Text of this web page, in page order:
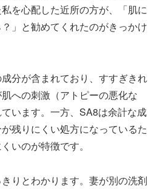
を心配した近所の方が、「肌に
」と勧めてくれたのがきっかけ
分が含まれており、すすぎきれ
への刺激（アトピーの悪化な
います。一方、SA8は余計な成
残りにくい処方になっているた
いのが特徴です。
りとわかります。妻が別の洗剤